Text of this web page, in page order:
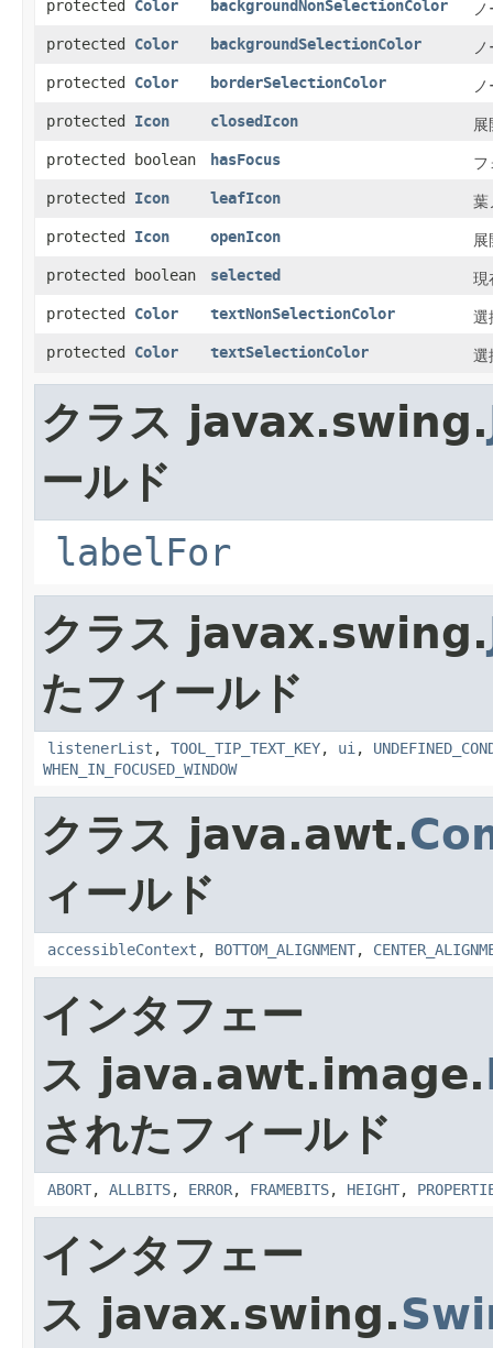
protected Color backgroundNonSelectionColor
protected Color backgroundSelectionColor
protected Color borderSelectionColor
protected Icon closedIcon
protected boolean hasFocus フ
protected Icon leafIcon 葉
protected Icon openIcon
protected boolean selected 現
protected Color textNonSelectionColor 選
protected Color textSelectionColor 選
クラス javax.swing.
ールド
labelFor
クラス javax.swing.
たフィールド
listenerList , TOOL_TIP_TEXT_KEY, ui,
WHEN_IN_FOCUSED_WINDOW
クラス java.awt.
ィールド
accessibleContext , BOTTOM_ALIGNMENT,
インタフェー
ス java.awt.image.
されたフィールド
ABORT, ALLBITS, ERROR, FRAMEBITS, HEIGHT,
インタフェー
ス javax.swing.